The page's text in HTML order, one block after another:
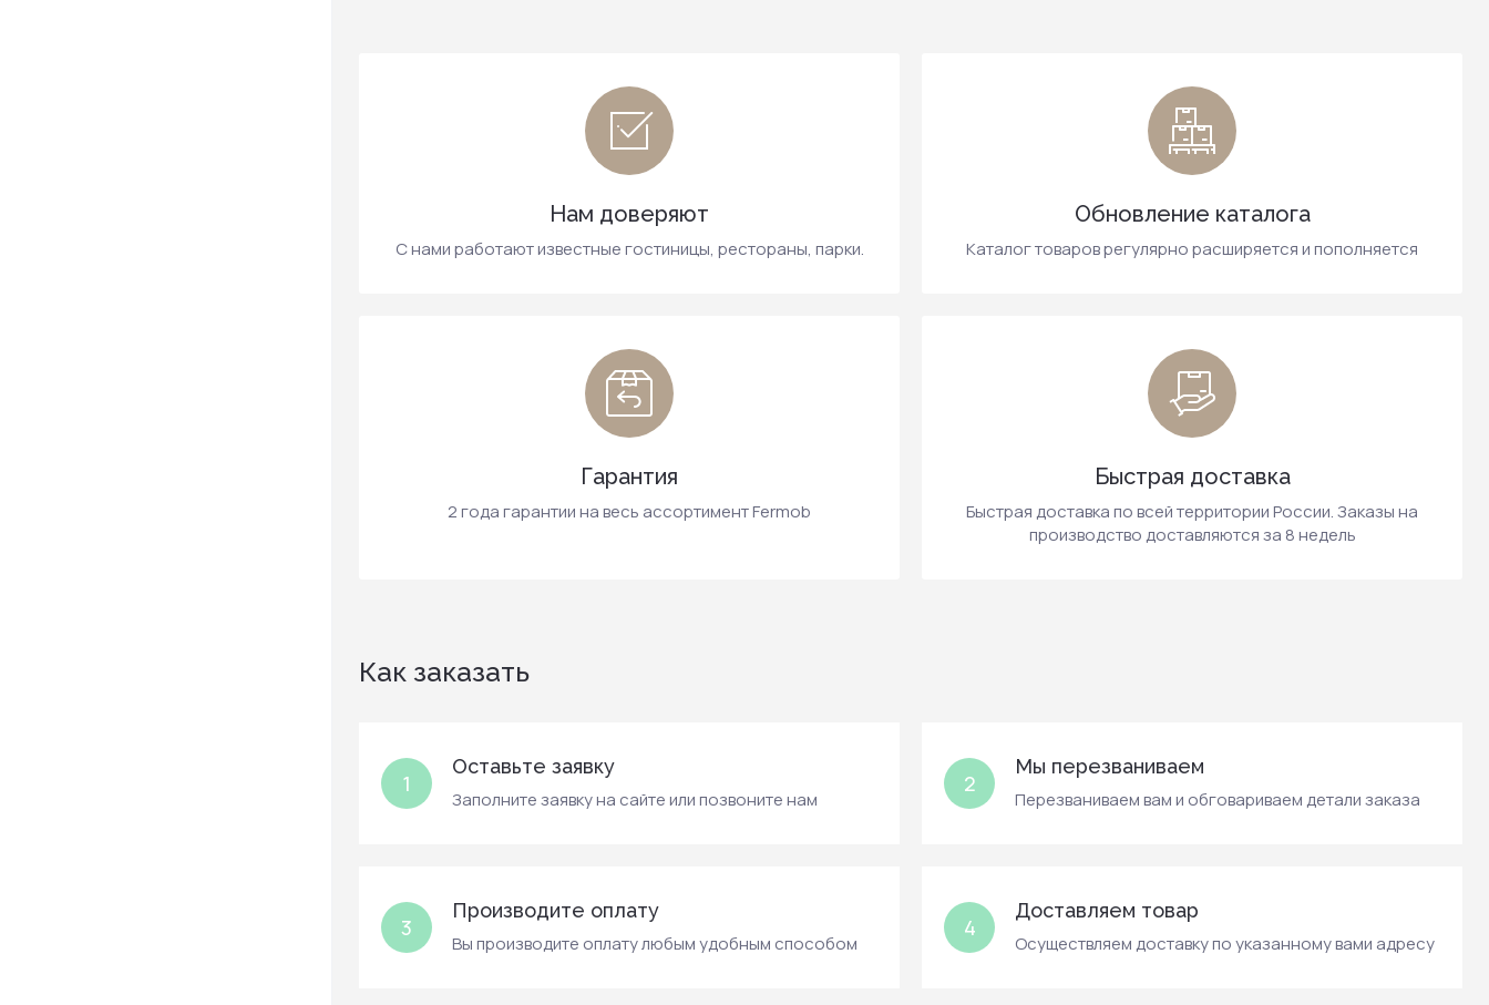
Нам доверяют
С нами работают известные гостиницы, рестораны, парки.
Обновление каталога
Каталог товаров регулярно расширяется и пополняется
Гарантия
2 года гарантии на весь ассортимент Fermob
Быстрая доставка
Быстрая доставка по всей территории России. Заказы на
производство доставляются за 8 недель
Как заказать
1
Оставьте заявку
Заполните заявку на сайте или позвоните нам
2
Мы перезваниваем
Перезваниваем вам и обговариваем детали заказа
3
Производите оплату
Вы производите оплату любым удобным способом
4
Доставляем товар
Осуществляем доставку по указанному вами адресу